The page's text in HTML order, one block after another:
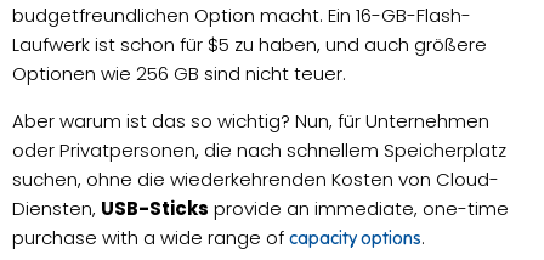
budgetfreundlichen Option macht. Ein 16-GB-Flash-
Laufwerk ist schon für $5 zu haben, und auch größere
Optionen wie 256 GB sind nicht teuer.
Aber warum ist das so wichtig? Nun, für Unternehmen
oder Privatpersonen, die nach schnellem Speicherplatz
suchen, ohne die wiederkehrenden Kosten von Cloud-
Diensten, USB-Sticks provide an immediate, one-time
purchase with a wide range of capacity options.